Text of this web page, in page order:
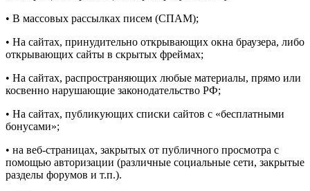
• В массовых рассылках писем (СПАМ);
• На сайтах, принудительно открывающих окна браузера, либо
открывающих сайты в скрытых фреймах;
• На сайтах, распространяющих любые материалы, прямо или
косвенно нарушающие законодательство РФ;
• На сайтах, публикующих списки сайтов с «бесплатными
бонусами»;
• на веб-страницах, закрытых от публичного просмотра с
помощью авторизации (различные социальные сети, закрытые
разделы форумов и т.п.).